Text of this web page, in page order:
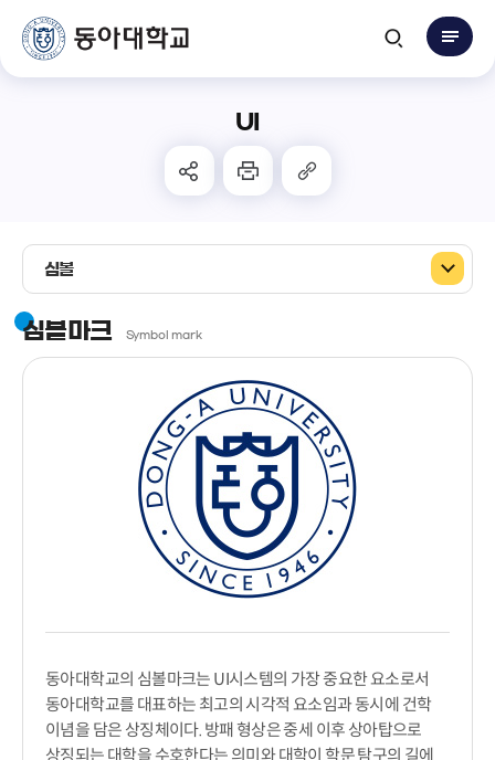
UI
심볼
심볼마크 Symbol mark
동아대학교의 심볼마크는 UI시스템의 가장 중요한 요소로서
동아대학교를 대표하는 최고의 시각적 요소임과 동시에 건학
이념을 담은 상징체이다. 방패 형상은 중세 이후 상아탑으로
상징되는 대학을 수호한다는 의미와 대학이 학문 탐구의 길에